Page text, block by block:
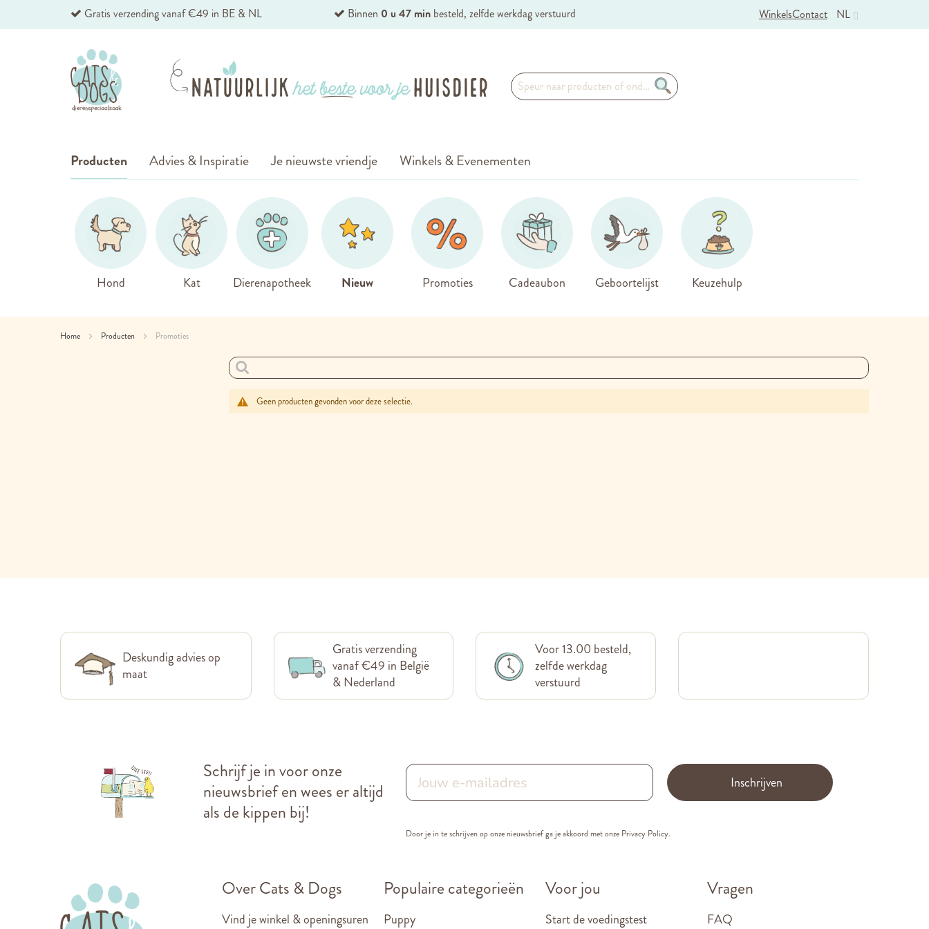
Ga
de
inhoud
Gratis verzending vanaf €49 in BE & NL Binnen 0 u 47 minbesteld, zelfde werkdag verstuurd NL
WinkelsContact
Producten
Hond Kat Dierenapotheek Nieuw Promoties Cadeaubon Geboortelijst Keuzehulp
Advies & Inspiratie Je nieuwste vriendje Winkels & Evenementen
Home Producten Promoties
Geen producten gevonden voor deze selectie.
Deskundig advies op
maat
Gratis verzending
vanaf €49 in België
& Nederland
Voor 13.00 besteld,
zelfde werkdag
verstuurd
Schrijf je in voor onze
nieuwsbrief en wees er altijd
als de kippen bij!
Inschrijven
Door je in te schrijven op onze nieuwsbrief ga je akkoord met onze Privacy Policy.
Over Cats & Dogs
Vind je winkel & openingsuren
Populaire categorieën
Puppy
Voor jou
Start de voedingstest
Vragen
FAQ